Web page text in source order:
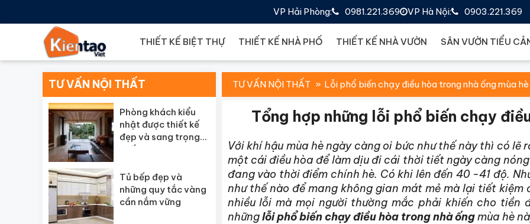
VP Hà Nội: 0903.221.369
VP Hải Phòng: 0981.221.369
THIẾT KẾ BIỆT THỰ THIẾT KẾ NHÀ PHỐ THIẾT KẾ NHÀ VƯỜN SÂN VƯỜN TIỂU
TƯ VẤN NỘI THẤT Lỗi phổ biến chạy điều hòa trong nhà ống mùa hè
Tổng hợp những lỗi phổ biến chạy
Với khí hậu mùa hè ngày càng oi bức như thế này thì có
một cái điều hòa để làm dịu đi cái thời tiết ngày càng
đang vào thời điểm chính hè. Có khi lên đến 40 -41 độ.
như thế nào để mang không gian mát mẻ mà lại tiết
nhiều lỗi mà mọi người thường mắc phải khiến cho tiền
nhữnglỗi phổ biến chạy điều hòa trong nhà ốngmùa hè
TƯ VẤN NỘI THẤT
Phòng khách kiểu
nhật được thiết kế
đẹp và sang trọng
nhất
Tủ bếp đẹp và
những quy tắc vàng
cần nắm vững